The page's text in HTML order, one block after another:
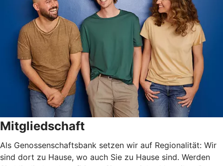
Mitgliedschaft
Als Genossenschaftsbank setzen wir auf Regionalität: Wir
sind dort zu Hause, wo auch Sie zu Hause sind. Werden